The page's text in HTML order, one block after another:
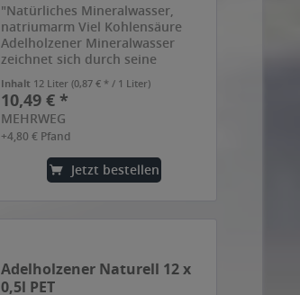
"Natürliches Mineralwasser,
natriumarm Viel Kohlensäure
Adelholzener Mineralwasser
zeichnet sich durch seine
sorgt seine einzigartige
Herkunft: die bayerischen Alpen.
Auf seinem Weg durch das alpine
Gestein...
Inhalt 12 Liter(0,87 € * / 1 Liter)
10,49 € *
MEHRWEG
+4,80 € Pfand
Jetzt bestellen
Adelholzener Naturell 12 x
0,5l PET